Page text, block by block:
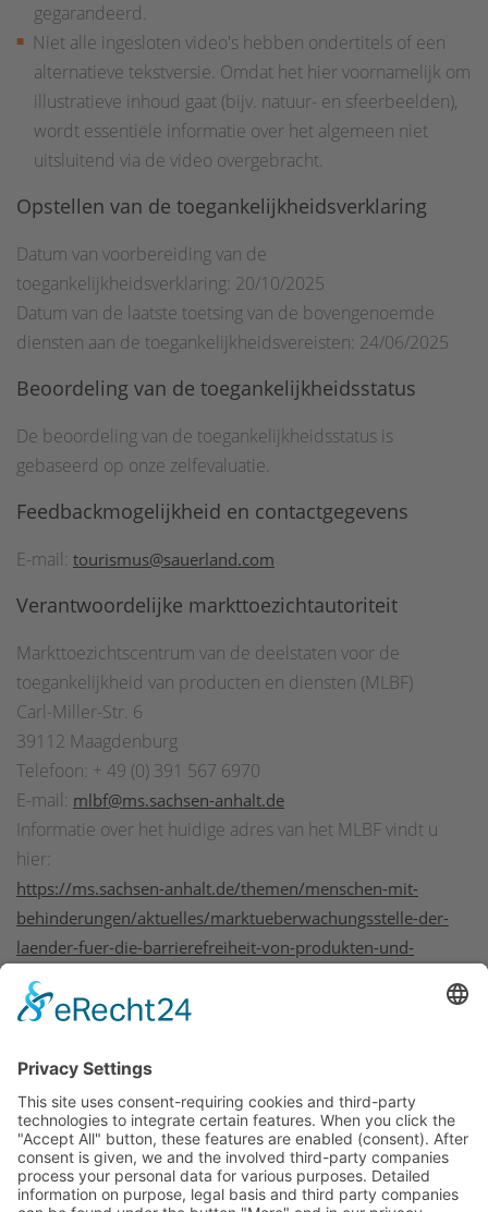
gegarandeerd.
Niet alle ingesloten video's hebben ondertitels of een
alternatieve tekstversie. Omdat het hier voornamelijk om
illustratieve inhoud gaat (bijv. natuur- en sfeerbeelden),
wordt essentiële informatie over het algemeen niet
uitsluitend via de video overgebracht.
Opstellen van de toegankelijkheidsverklaring
Datum van voorbereiding van de
toegankelijkheidsverklaring: 20/10/2025
Datum van de laatste toetsing van de bovengenoemde
diensten aan de toegankelijkheidsvereisten: 24/06/2025
Beoordeling van de toegankelijkheidsstatus
De beoordeling van de toegankelijkheidsstatus is
gebaseerd op onze zelfevaluatie.
Feedbackmogelijkheid en contactgegevens
E-mail: tourismus@sauerland.com
Verantwoordelijke markttoezichtautoriteit
Markttoezichtscentrum van de deelstaten voor de
toegankelijkheid van producten en diensten (MLBF)
Carl-Miller-Str. 6
39112 Maagdenburg
Telefoon: + 49 (0) 391 567 6970
E-mail: mlbf@ms.sachsen-anhalt.de
Informatie over het huidige adres van het MLBF vindt u
hier:
https://ms.sachsen-anhalt.de/themen/menschen-mit-
behinderungen/aktuelles/marktueberwachungsstelle-der-
laender-fuer-die-barrierefreiheit-von-produkten-und-
dienstleistungen